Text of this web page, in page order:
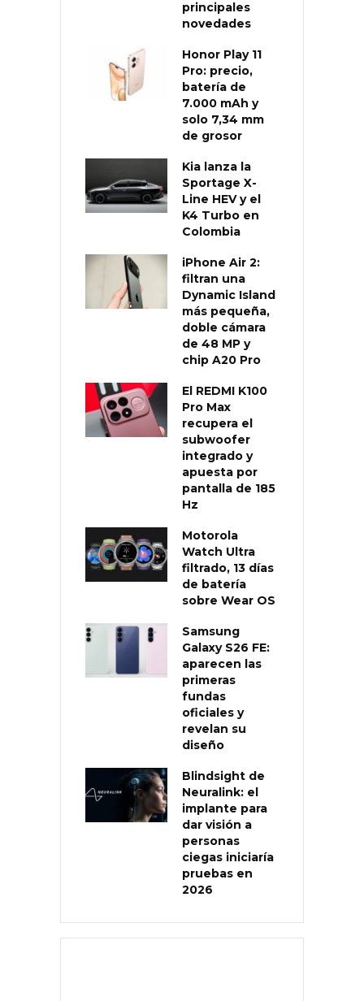
principales
novedades
Honor Play 11
Pro: precio,
batería de
7.000 mAh y
solo 7,34 mm
de grosor
Kia lanza la
Sportage X-
Line HEV y el
K4 Turbo en
Colombia
iPhone Air 2:
filtran una
Dynamic Island
más pequeña,
doble cámara
de 48 MP y
chip A20 Pro
El REDMI K100
Pro Max
recupera el
subwoofer
integrado y
apuesta por
pantalla de 185
Hz
Motorola
Watch Ultra
filtrado, 13 días
de batería
sobre Wear OS
Samsung
Galaxy S26 FE:
aparecen las
primeras
fundas
oficiales y
revelan su
diseño
Blindsight de
Neuralink: el
implante para
dar visión a
personas
ciegas iniciaría
pruebas en
2026